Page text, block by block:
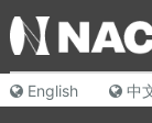
to
content
English
中